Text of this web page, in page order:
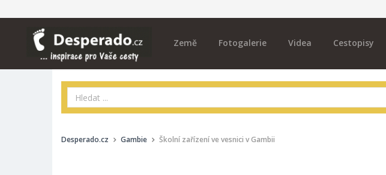
Země Fotogalerie Videa Cestopisy
Desperado.cz Gambie Školní zařízení ve vesnici v Gambii